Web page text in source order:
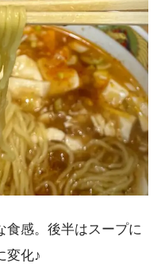
食感。後半はスープに
変化♪